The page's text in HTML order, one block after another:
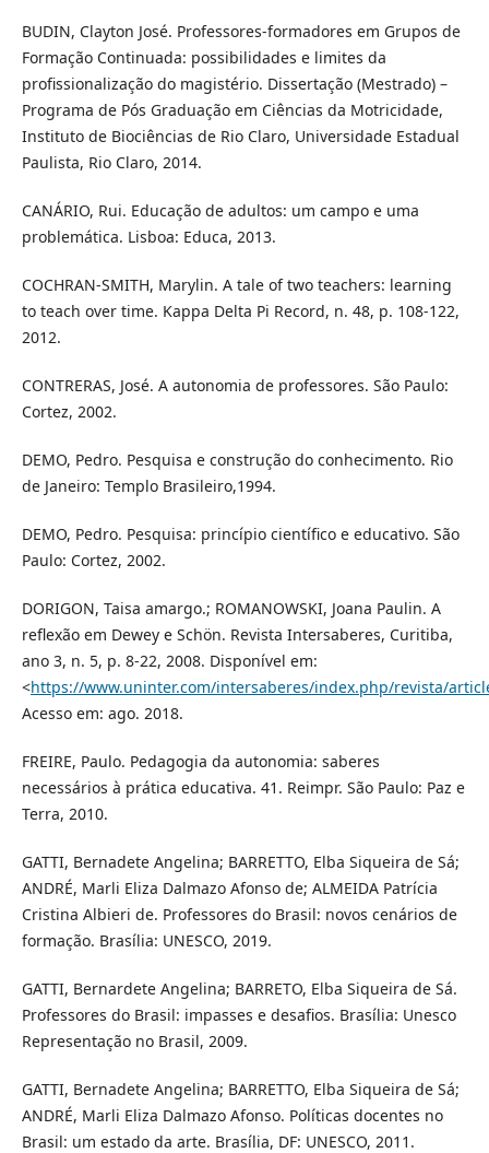
BUDIN, Clayton José. Professores-formadores em Grupos de
Formação Continuada: possibilidades e limites da
profissionalização do magistério. Dissertação (Mestrado) –
Programa de Pós Graduação em Ciências da Motricidade,
Instituto de Biociências de Rio Claro, Universidade Estadual
Paulista, Rio Claro, 2014.
CANÁRIO, Rui. Educação de adultos: um campo e uma
problemática. Lisboa: Educa, 2013.
COCHRAN-SMITH, Marylin. A tale of two teachers: learning
to teach over time. Kappa Delta Pi Record, n. 48, p. 108-122,
2012.
CONTRERAS, José. A autonomia de professores. São Paulo:
Cortez, 2002.
DEMO, Pedro. Pesquisa e construção do conhecimento. Rio
de Janeiro: Templo Brasileiro,1994.
DEMO, Pedro. Pesquisa: princípio científico e educativo. São
Paulo: Cortez, 2002.
DORIGON, Taisa amargo.; ROMANOWSKI, Joana Paulin. A
reflexão em Dewey e Schön. Revista Intersaberes, Curitiba,
ano 3, n. 5, p. 8-22, 2008. Disponível em:
<https://www.uninter.com/intersaberes/index.php/revista/
Acesso em: ago. 2018.
FREIRE, Paulo. Pedagogia da autonomia: saberes
necessários à prática educativa. 41. Reimpr. São Paulo: Paz e
Terra, 2010.
GATTI, Bernadete Angelina; BARRETTO, Elba Siqueira de Sá;
ANDRÉ, Marli Eliza Dalmazo Afonso de; ALMEIDA Patrícia
Cristina Albieri de. Professores do Brasil: novos cenários de
formação. Brasília: UNESCO, 2019.
GATTI, Bernardete Angelina; BARRETO, Elba Siqueira de Sá.
Professores do Brasil: impasses e desafios. Brasília: Unesco
Representação no Brasil, 2009.
GATTI, Bernadete Angelina; BARRETTO, Elba Siqueira de Sá;
ANDRÉ, Marli Eliza Dalmazo Afonso. Políticas docentes no
Brasil: um estado da arte. Brasília, DF: UNESCO, 2011.